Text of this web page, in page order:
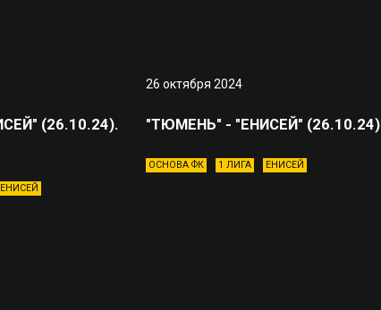
(26.10.24).
ЕНИСЕЙ
26 октября 2024
"ТЮМЕНЬ" - "ЕНИСЕЙ" (26.10.24)
ОСНОВА ФК 1 ЛИГА ЕНИСЕЙ